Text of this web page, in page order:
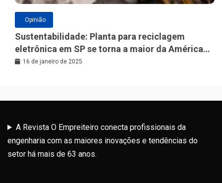
Opinião
Sustentabilidade: Planta para reciclagem
eletrônica em SP se torna a maior da América
Latina
16 de janeiro de 2025
A Revista O Empreiteiro conecta profissionais da
engenharia com as maiores inovações e tendências do
setor há mais de 63 anos.